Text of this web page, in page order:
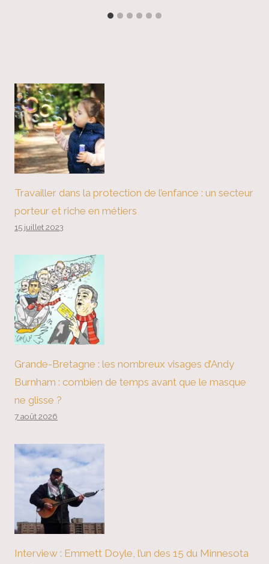
Travailler dans la protection de l’enfance : un secteur
porteur et riche en métiers
15 juillet 2023
Grande-Bretagne : les nombreux visages d’Andy
Burnham : combien de temps avant que le masque
ne glisse ?
7 août 2026
Interview : Emmett Doyle, l’un des 15 du Minnesota